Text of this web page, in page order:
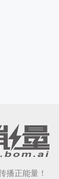
正能量！